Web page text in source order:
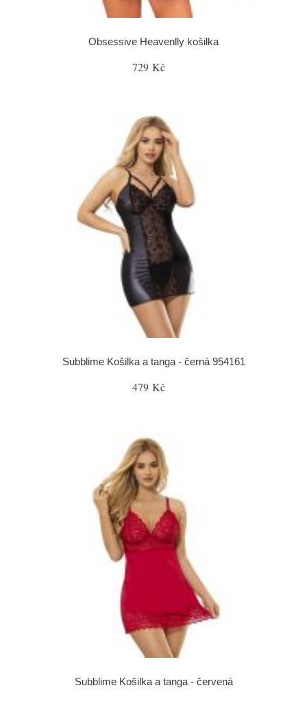
Obsessive Heavenlly košilka
729 Kč
Subblime Košilka a tanga - černá 954161
479 Kč
Subblime Košilka a tanga - červená